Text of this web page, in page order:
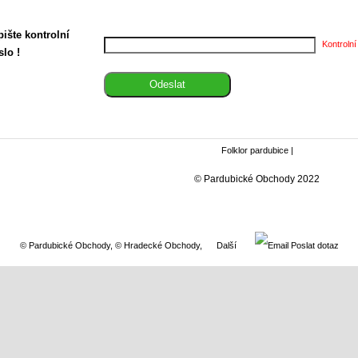
kontrolní
!
Folklor pardubice|
© Pardubické Obchody 2022
© Pardubické Obchody, © Hradecké Obchody, Další Poslat dotaz